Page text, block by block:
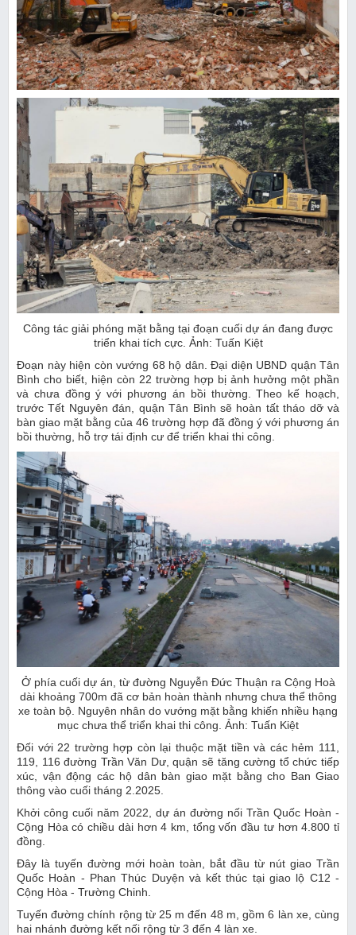
Công tác giải phóng mặt bằng tại đoạn cuối dự án đang được
triển khai tích cực. Ảnh: Tuấn Kiệt
Đoạn này hiện còn vướng 68 hộ dân. Đại diện UBND quận Tân
Bình cho biết, hiện còn 22 trường hợp bị ảnh hưởng một phần
và chưa đồng ý với phương án bồi thường. Theo kế hoạch,
trước Tết Nguyên đán, quận Tân Bình sẽ hoàn tất tháo dỡ và
bàn giao mặt bằng của 46 trường hợp đã đồng ý với phương án
bồi thường, hỗ trợ tái định cư để triển khai thi công.
Ở phía cuối dự án, từ đường Nguyễn Đức Thuận ra Cộng Hoà
dài khoảng 700m đã cơ bản hoàn thành nhưng chưa thể thông
xe toàn bộ. Nguyên nhân do vướng mặt bằng khiến nhiều hạng
mục chưa thể triển khai thi công. Ảnh: Tuấn Kiệt
Đối với 22 trường hợp còn lại thuộc mặt tiền và các hẻm 111,
119, 116 đường Trần Văn Dư, quận sẽ tăng cường tổ chức tiếp
xúc, vận động các hộ dân bàn giao mặt bằng cho Ban Giao
thông vào cuối tháng 2.2025.
Khởi công cuối năm 2022, dự án đường nối Trần Quốc Hoàn -
Cộng Hòa có chiều dài hơn 4 km, tổng vốn đầu tư hơn 4.800 tỉ
đồng.
Đây là tuyến đường mới hoàn toàn, bắt đầu từ nút giao Trần
Quốc Hoàn - Phan Thúc Duyện và kết thúc tại giao lộ C12 -
Cộng Hòa - Trường Chinh.
Tuyến đường chính rộng từ 25 m đến 48 m, gồm 6 làn xe, cùng
hai nhánh đường kết nối rộng từ 3 đến 4 làn xe.